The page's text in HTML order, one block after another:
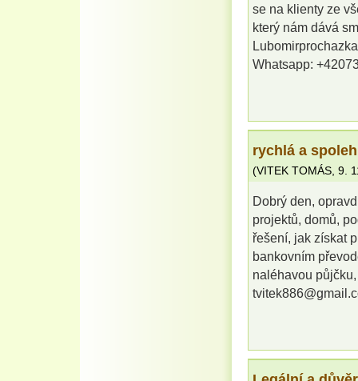
se na klienty ze
který nám dává
Whatsapp:
rychlá a
(VITEK TOMÁS 9.
Dobrý den,
projektů, domů,
řešení, jak získat
bankovním
naléhavou